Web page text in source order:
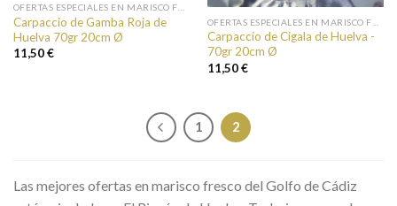
Carpaccio de Gamba Roja de
Huelva 70gr 20cm Ø
11,50 €
Carpaccio de Cigala de Huelva -
70gr 20cm Ø
11,50 €
1 2
Las mejores ofertas en marisco fresco del Golfo de Cádiz